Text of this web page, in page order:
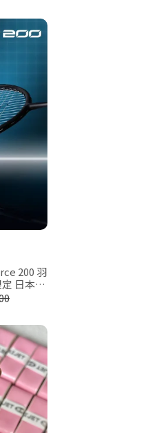
200 羽
日本製
間2026